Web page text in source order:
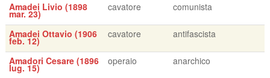
Amadei Livio (1898
mar. 23)
cavatore comunista
Amadei Ottavio (1906
feb. 12)
cavatore antifascista
Amadori Cesare (1896
lug. 15)
operaio anarchico